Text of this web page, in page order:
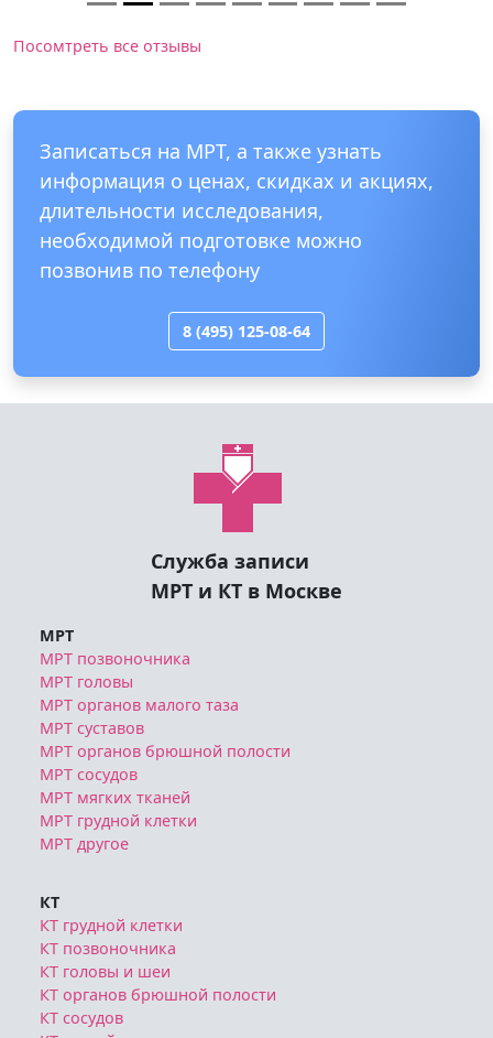
Посомтреть все отзывы
Записаться на МРТ, а также узнать
информация о ценах, скидках и акциях,
длительности исследования,
необходимой подготовке можно
позвонив по телефону
8 (495) 125-08-64
Служба записи
МРТ и КТ в Москве
МРТ
МРТ позвоночника
МРТ головы
МРТ органов малого таза
МРТ суставов
МРТ органов брюшной полости
МРТ сосудов
МРТ мягких тканей
МРТ грудной клетки
МРТ другое
КТ
КТ грудной клетки
КТ позвоночника
КТ головы и шеи
КТ органов брюшной полости
КТ сосудов